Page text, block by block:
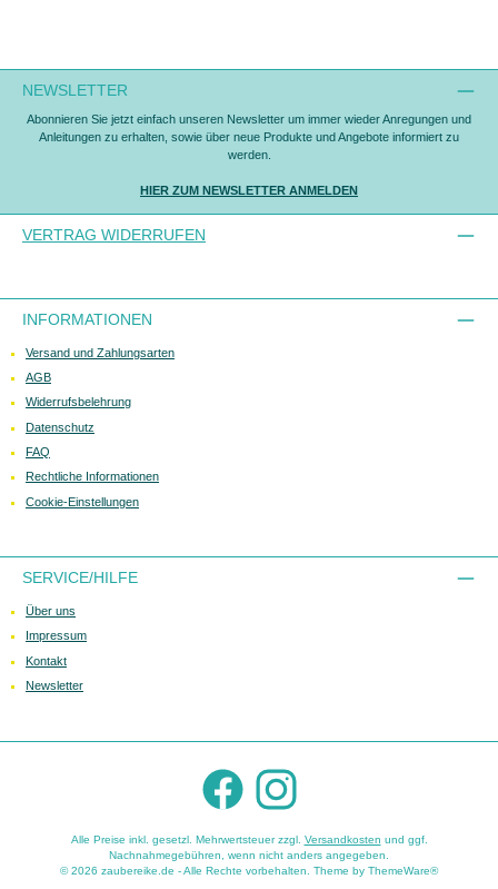
NEWSLETTER
Abonnieren Sie jetzt einfach unseren Newsletter um immer wieder Anregungen und
Anleitungen zu erhalten, sowie über neue Produkte und Angebote informiert zu
werden.
HIER ZUM NEWSLETTER ANMELDEN
VERTRAG WIDERRUFEN
INFORMATIONEN
Versand und Zahlungsarten
AGB
Widerrufsbelehrung
Datenschutz
FAQ
Rechtliche Informationen
Cookie-Einstellungen
SERVICE/HILFE
Über uns
Impressum
Kontakt
Newsletter
Facebook Instagram
Alle Preise inkl. gesetzl. Mehrwertsteuer zzgl. Versandkosten und ggf.
Nachnahmegebühren, wenn nicht anders angegeben.
© 2026 zaubereike.de - Alle Rechte vorbehalten. Theme by ThemeWare®